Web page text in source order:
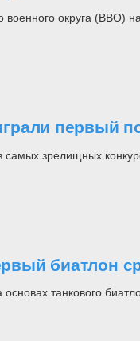
военного округа (ВВО)
первый
самых зрелищных
биатлон
танкового